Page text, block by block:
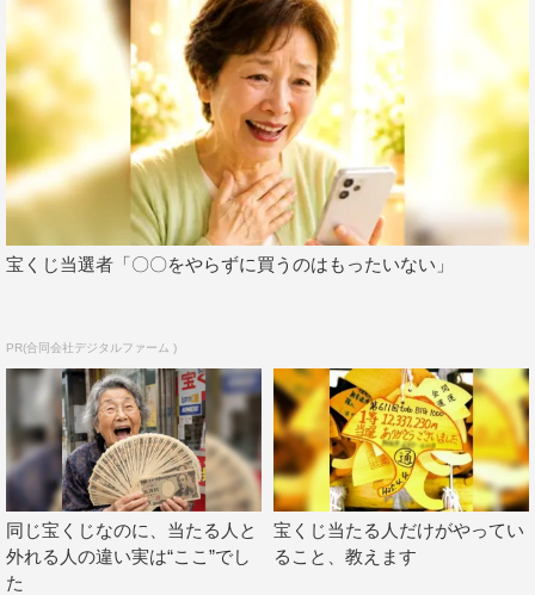
そして番組のラストには、中居とゆずの思い出の一曲であ
るあの名曲をスペシャルライブで披露する。
番組情報
『中居正広の金スマスペシャル』
TBS系
2022年4月8日（金）午後8時57分〜10時54分
宝くじ当選者「〇〇をやらずに買うのはもったいない」
PR(合同会社デジタルファーム )
同じ宝くじなのに、当たる人と
外れる人の違い実は“ここ”でし
た
宝くじ当たる人だけがやってい
ること、教えます